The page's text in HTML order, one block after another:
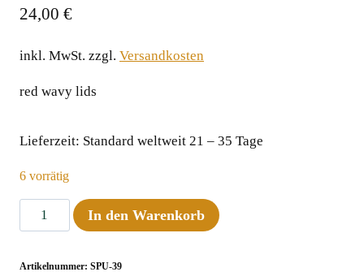
24,00 €
inkl. MwSt. zzgl. Versandkosten
red wavy lidsﾠ
Lieferzeit: Standard weltweit 21 – 35 Tage
6 vorrätig
Sarracenia
purpurea
In den Warenkorb
Artikelnummer: SPU-39